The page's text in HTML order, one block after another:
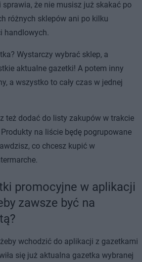
że nie musisz już skakać po
różnych sklepów ani po kilku
handlowych.
Wystarczy wybrać sklep, a
aktualne gazetki! A potem inny
a wszystko to cały czas w jednej
też dodać do listy zakupów w trakcie
na liście będę pogrupowane
co chcesz kupić w
promocyjne w aplikacji
zawsze być na
wchodzić do aplikacji z gazetkami
się już aktualna gazetka wybranej